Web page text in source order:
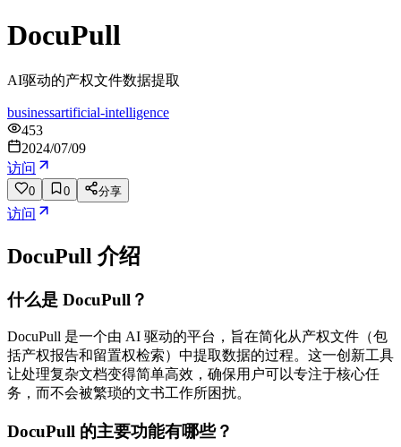
DocuPull
AI驱动的产权文件数据提取
businessartificial-intelligence
453
2024/07/09
访问
0 0 分享
访问
DocuPull 介绍
什么是 DocuPull？
DocuPull 是一个由 AI 驱动的平台，旨在简化从产权文件（包
括产权报告和留置权检索）中提取数据的过程。这一创新工具
让处理复杂文档变得简单高效，确保用户可以专注于核心任
务，而不会被繁琐的文书工作所困扰。
DocuPull 的主要功能有哪些？